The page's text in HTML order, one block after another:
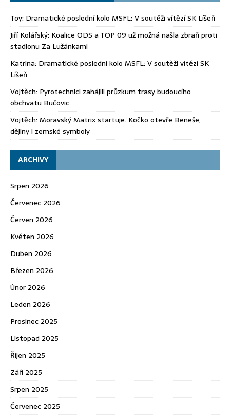
Toy: Dramatické poslední kolo MSFL: V soutěži vítězí SK Líšeň
Jiří Kolářský: Koalice ODS a TOP 09 už možná našla zbraň proti
stadionu Za Lužánkami
Katrina: Dramatické poslední kolo MSFL: V soutěži vítězí SK
Líšeň
Vojtěch: Pyrotechnici zahájili průzkum trasy budoucího
obchvatu Bučovic
Vojtěch: Moravský Matrix startuje. Kočko otevře Beneše,
dějiny i zemské symboly
ARCHIVY
Srpen 2026
Červenec 2026
Červen 2026
Květen 2026
Duben 2026
Březen 2026
Únor 2026
Leden 2026
Prosinec 2025
Listopad 2025
Říjen 2025
Září 2025
Srpen 2025
Červenec 2025